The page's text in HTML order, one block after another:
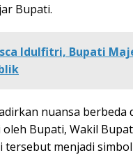
Bupati.
Idulfitri, Bupati
nuansa berbeda
Bupati, Wakil
tersebut menjadi